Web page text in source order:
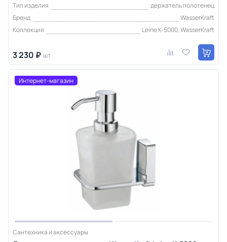
Тип изделия
держатель полотенец
Бренд
WasserKraft
Коллекция
Leine K-5000, WasserKraft
3 230 ₽ шт
Интернет-магазин
Сантехника и аксессуары